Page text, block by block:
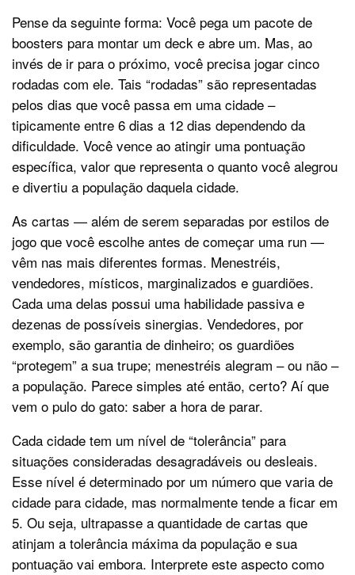
Pense da seguinte forma: Você pega um pacote de
boosters para montar um deck e abre um. Mas, ao
invés de ir para o próximo, você precisa jogar cinco
rodadas com ele. Tais “rodadas” são representadas
pelos dias que você passa em uma cidade –
tipicamente entre 6 dias a 12 dias dependendo da
dificuldade. Você vence ao atingir uma pontuação
específica, valor que representa o quanto você alegrou
e divertiu a população daquela cidade.
As cartas — além de serem separadas por estilos de
jogo que você escolhe antes de começar uma run —
vêm nas mais diferentes formas. Menestréis,
vendedores, místicos, marginalizados e guardiões.
Cada uma delas possui uma habilidade passiva e
dezenas de possíveis sinergias. Vendedores, por
exemplo, são garantia de dinheiro; os guardiões
“protegem” a sua trupe; menestréis alegram – ou não –
a população. Parece simples até então, certo? Aí que
vem o pulo do gato: saber a hora de parar.
Cada cidade tem um nível de “tolerância” para
situações consideradas desagradáveis ou desleais.
Esse nível é determinado por um número que varia de
cidade para cidade, mas normalmente tende a ficar em
5. Ou seja, ultrapasse a quantidade de cartas que
atinjam a tolerância máxima da população e sua
pontuação vai embora. Interprete este aspecto como